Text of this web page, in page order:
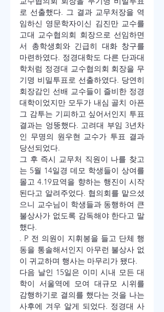
로 선출했다. 그 결과 교무처장을 역
임하신 영문학자이신 김진만 교수를
고대 교수협의회 회장으로 선임하면
서 총학생회와 긴급히 대화 창구를
마련하였다. 정경대학도 다른 단과대
학처럼 정경대 교수협의회 회장을 무
기명 비밀투표로 선출하였다. 당연히
회장감인 선배 교수들이 즐비한 정경
대학이었지만 모두가 내심 골치 아픈
그 감투는 기피하고 싶어서인지 투표
결과는 엉뚱했다. 고려대 부임 3년차
인 무명의 원우현 교수가 투표 결과
당선되었다.
그 후 즉시 교무처 직원이 나를 찾고
는 5월 14일경 데모 학생들이 상여를
몰고 4.19묘역을 향하는 행진이 시작
된다고 알려주었다. 협의회를 맡으셨
으니 교수님이 학생들과 동행하여 큰
불상사가 없도록 감독해야 한다고 말
했다.
. P 전 의원이 지휘봉을 들고 단체 행
동을 통솔해서인지 아무런 불상사 없
이 귀교하며 행사는 마무리가 됐다.
다음 날인 15일은 이미 시내 모든 대
학이 서울역에 모여 대규모 시위를
감행하기로 결의를 했다는 것을 나는
사후에 겨우 알게 되었다. 정경대 사